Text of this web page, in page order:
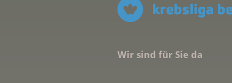
Wir sind für Sie da